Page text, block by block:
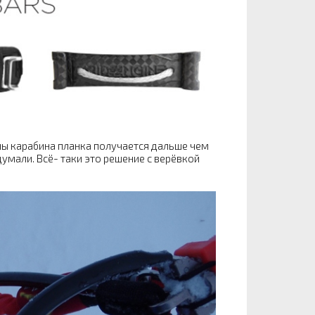
карабина планка получается дальше чем
Всё- таки это решение с верёвкой